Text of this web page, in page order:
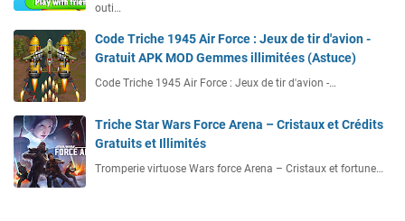
outi…
Code Triche 1945 Air Force : Jeux de tir d'avion -
Gratuit APK MOD Gemmes illimitées (Astuce)
Code Triche 1945 Air Force : Jeux de tir d'avion -…
Triche Star Wars Force Arena – Cristaux et Crédits
Gratuits et Illimités
Tromperie virtuose Wars force Arena – Cristaux et fortune…